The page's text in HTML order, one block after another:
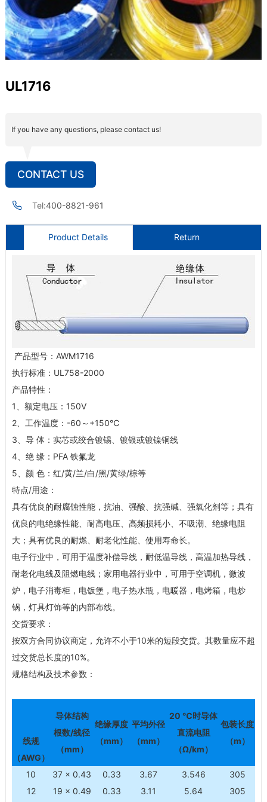
UL1716
If you have any questions, please contact us!
CONTACT US
Tel:400-8821-961
Product Details Return
产品型号：AWM1716
执行标准：UL758-2000
产品特性：
1、额定电压：150V
2、工作温度：-60～+150℃
3、导 体：实芯或绞合镀锡、镀银或镀镍铜线
4、绝 缘：PFA 铁氟龙
5、颜 色：红/黄/兰/白/黑/黄绿/棕等
特点/用途：
具有优良的耐腐蚀性能，抗油、强酸、抗强碱、强氧化剂等；具有
优良的电绝缘性能、耐高电压、高频损耗小、不吸潮、绝缘电阻
大；具有优良的耐燃、耐老化性能、使用寿命长。
电子行业中，可用于温度补偿导线，耐低温导线，高温加热导线，
耐老化电线及阻燃电线；家用电器行业中，可用于空调机，微波
炉，电子消毒柜，电饭堡，电子热水瓶，电暖器，电烤箱，电炒
锅，灯具灯饰等的内部布线。
交货要求：
按双方合同协议商定，允许不小于10米的短段交货。其数量应不超
过交货总长度的10%。
规格结构及技术参数：
线规
（AWG）
导体结构
根数/线径
（mm）
绝缘厚度
（mm）
平均外径
（mm）
20 ℃时导体
直流电阻
（Ω/km）
包装长度
（m）
10 37 × 0.43 0.33 3.67 3.546
305
12
19 × 0.49 0.33 3.11 5.64 305